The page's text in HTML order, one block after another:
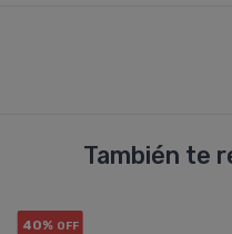
También te
40% OFF